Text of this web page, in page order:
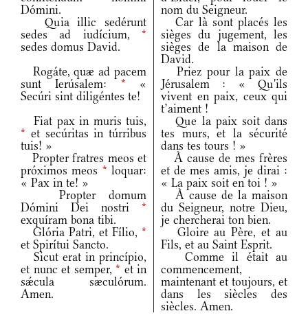
Dómini.
nom du Seigneur.
Quia illic sedérunt
sedes ad iudícium, *
sedes domus David.
Car là sont placés les
sièges du jugement, les
sièges de la maison de
David.
Rogáte, quæ ad pacem
sunt Ierúsalem: * «
Secúri sint diligéntes te!
Priez pour la paix de
Jérusalem : « Qu'ils
vivent en paix, ceux qui
t’aiment !
Fiat pax in muris tuis,
* et secúritas in túrribus
tuis! »
Que la paix soit dans
tes murs, et la sécurité
dans tes tours ! »
Propter fratres meos et
próximos meos * loquar:
« Pax in te! »
À cause de mes frères
et de mes amis, je dirai :
« La paix soit en toi ! »
Propter domum
Dómini Dei nostri *
exquíram bona tibi.
À cause de la maison
du Seigneur, notre Dieu,
je chercherai ton bien.
Glória Patri, et Fílio, *
et Spirítui Sancto.
Gloire au Père, et au
Fils, et au Saint Esprit.
Sicut erat in princípio,
et nunc et semper, * et in
sǽcula sæculórum.
Amen.
Comme il était au
commencement,
maintenant et toujours, et
dans les siècles des
siècles. Amen.